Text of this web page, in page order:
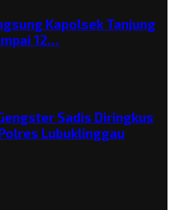
Kapolsek Tanjung
12…
Sadis Diringkus
Lubuklinggau